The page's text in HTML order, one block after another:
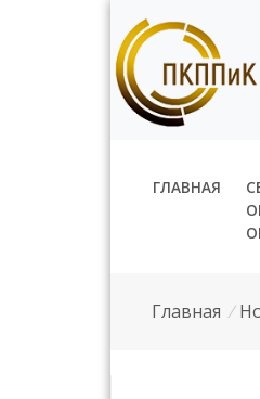
ГЛАВНАЯ
Главная /